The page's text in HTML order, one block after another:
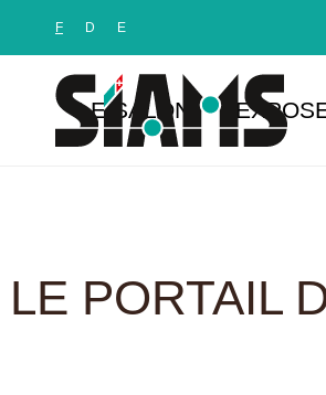
F D E
LE SALON
LE PORTAIL